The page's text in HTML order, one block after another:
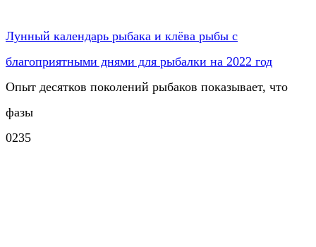
Лунный календарь рыбака и клёва рыбы с
благоприятными днями для рыбалки на 2022 год
Опыт десятков поколений рыбаков показывает, что
фазы
0235